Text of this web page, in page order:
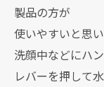
製品の方が
使いやすいと思い
洗顔中などにハ
レバーを押して